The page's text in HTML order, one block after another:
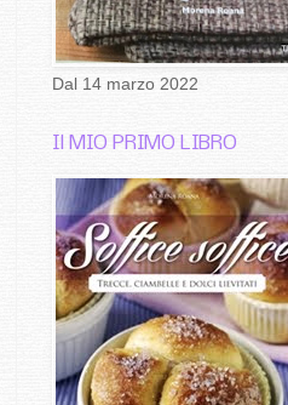
Dal 14 marzo 2022
Il MIO PRIMO LIBRO